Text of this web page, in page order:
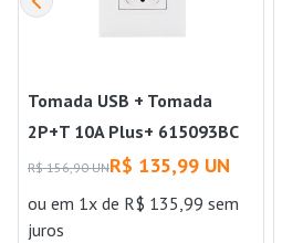
Tomada USB + Tomada
2P+T 10A Plus+ 615093BC
Pial
R$ 156,90 UNR$ 135,99 UN
ou em 1x de R$ 135,99 sem
juros